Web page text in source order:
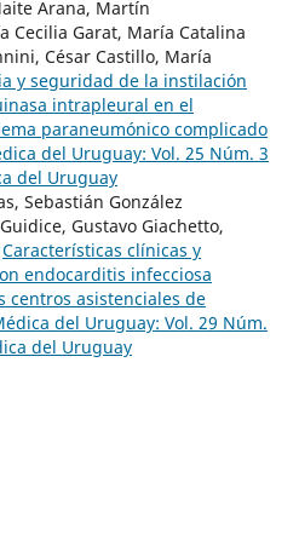
Arana, Martín
Cecilia Garat, María Catalina
César Castillo, María
y seguridad de la instilación
intrapleural en el
paraneumónico complicado
del Uruguay: Vol. 25 Núm. 3
del Uruguay
Sebastián González
Gustavo Giachetto,
Características clínicas y
endocarditis infecciosa
centros asistenciales de
del Uruguay: Vol. 29 Núm.
del Uruguay